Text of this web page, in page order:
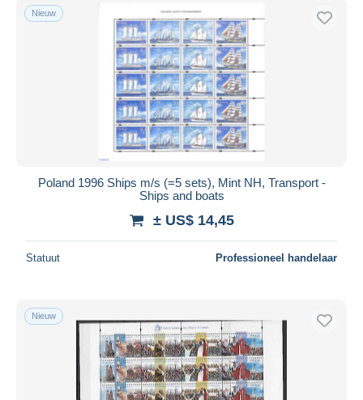
Nieuw
Poland 1996 Ships m/s (=5 sets), Mint NH, Transport -
Ships and boats
± US$ 14,45
Statuut Professioneel handelaar
Nieuw